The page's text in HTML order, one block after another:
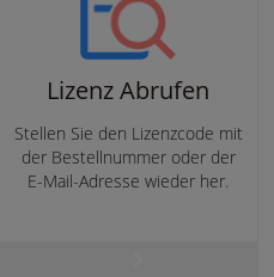
Lizenz Abrufen
Stellen Sie den Lizenzcode mit
der Bestellnummer oder der
E-Mail-Adresse wieder her.